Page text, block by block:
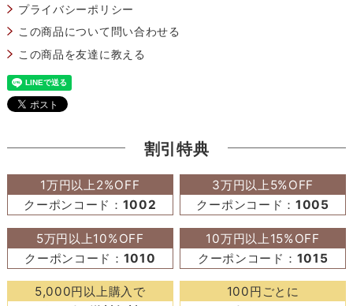
プライバシーポリシー
この商品について問い合わせる
この商品を友達に教える
割引特典
1万円以上2%OFF
クーポンコード： 1002
3万円以上5%OFF
クーポンコード：1005
5万円以上10%OFF
クーポンコード： 1010
10万円以上15%OFF
クーポンコード： 1015
5,000円以上購入で
100円ごとに